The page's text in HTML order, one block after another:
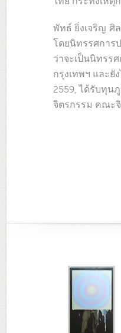
พัทธ์ ยิ่งเจริญ ศิ
โดยนิทรรศการ
ว่าจะเป็นนิทรร
กรุงเทพฯ และ
2559, ได้รับทุน
จิตรกรรม คณะ